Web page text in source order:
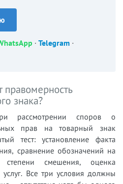
· Telegram ·
знака?
рассмотрении споров о
прав на товарный знак
тест: установление факта
сравнение обозначений на
смешения, оценка
Все три условия должны